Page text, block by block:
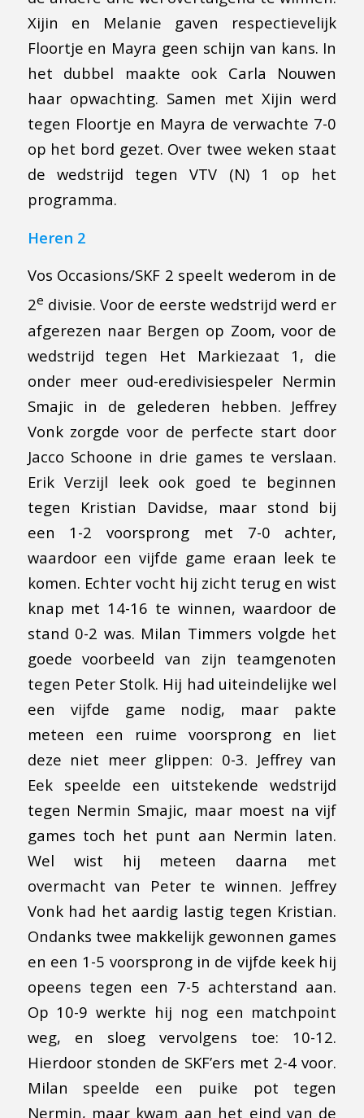
Xijin en Melanie gaven respectievelijk
Floortje en Mayra geen schijn van kans. In
het dubbel maakte ook Carla Nouwen
haar opwachting. Samen met Xijin werd
tegen Floortje en Mayra de verwachte 7-0
op het bord gezet. Over twee weken staat
de wedstrijd tegen VTV (N) 1 op het
programma.
Heren 2
Vos Occasions/SKF 2 speelt wederom in de
2e divisie. Voor de eerste wedstrijd werd er
afgerezen naar Bergen op Zoom, voor de
wedstrijd tegen Het Markiezaat 1, die
onder meer oud-eredivisiespeler Nermin
Smajic in de gelederen hebben. Jeffrey
Vonk zorgde voor de perfecte start door
Jacco Schoone in drie games te verslaan.
Erik Verzijl leek ook goed te beginnen
tegen Kristian Davidse, maar stond bij
een 1-2 voorsprong met 7-0 achter,
waardoor een vijfde game eraan leek te
komen. Echter vocht hij zicht terug en wist
knap met 14-16 te winnen, waardoor de
stand 0-2 was. Milan Timmers volgde het
goede voorbeeld van zijn teamgenoten
tegen Peter Stolk. Hij had uiteindelijke wel
een vijfde game nodig, maar pakte
meteen een ruime voorsprong en liet
deze niet meer glippen: 0-3. Jeffrey van
Eek speelde een uitstekende wedstrijd
tegen Nermin Smajic, maar moest na vijf
games toch het punt aan Nermin laten.
Wel wist hij meteen daarna met
overmacht van Peter te winnen. Jeffrey
Vonk had het aardig lastig tegen Kristian.
Ondanks twee makkelijk gewonnen games
en een 1-5 voorsprong in de vijfde keek hij
opeens tegen een 7-5 achterstand aan.
Op 10-9 werkte hij nog een matchpoint
weg, en sloeg vervolgens toe: 10-12.
Hierdoor stonden de SKF’ers met 2-4 voor.
Milan speelde een puike pot tegen
Nermin, maar kwam aan het eind van de